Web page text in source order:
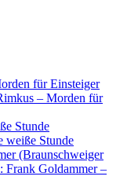
für Einsteiger
– Morden für
Stunde
weiße Stunde
(Braunschweiger
Frank Goldammer –